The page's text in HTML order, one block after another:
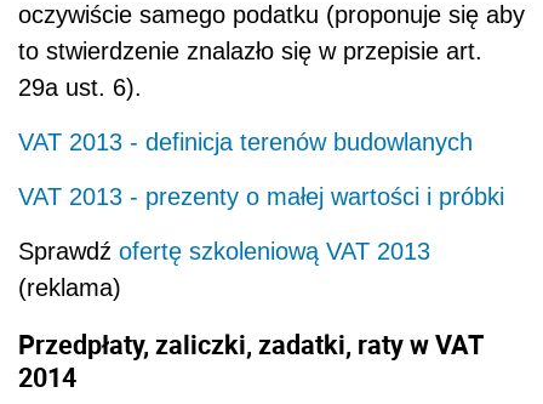
oczywiście samego podatku (proponuje się aby
to stwierdzenie znalazło się w przepisie art.
29a ust. 6).
VAT 2013 - definicja terenów budowlanych
VAT 2013 - prezenty o małej wartości i próbki
Sprawdź ofertę szkoleniową VAT 2013
(reklama)
Przedpłaty, zaliczki, zadatki, raty w VAT
2014